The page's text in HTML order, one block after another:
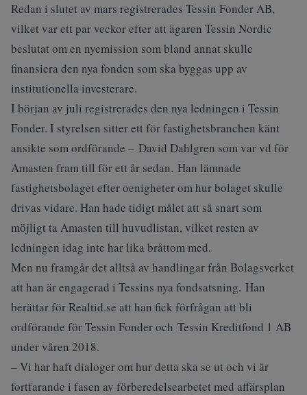
Redan i slutet av mars registrerades Tessin Fonder AB,
vilket var ett par veckor efter att ägaren Tessin Nordic
beslutat om en nyemission som bland annat skulle
finansiera den nya fonden som ska byggas upp av
institutionella investerare.
I början av juli registrerades den nya ledningen i Tessin
Fonder. I styrelsen sitter ett för fastighetsbranchen känt
ansikte som ordförande – David Dahlgren som var vd för
Amasten fram till för ett år sedan. Han lämnade
fastighetsbolaget efter oenigheter om hur bolaget skulle
drivas vidare. Han hade tidigt målet att så snart som
möjligt ta Amasten till huvudlistan, vilket resten av
ledningen idag inte har lika bråttom med.
Men nu framgår det alltså av handlingar från Bolagsverket
att han är engagerad i Tessins nya fondsatsning. Han
berättar för Realtid.se att han fick förfrågan att bli
ordförande för Tessin Fonder och Tessin Kreditfond 1 AB
under våren 2018.
– Vi har haft dialoger om hur detta ska se ut och vi är
fortfarande i fasen av förberedelsearbetet med affärsplan